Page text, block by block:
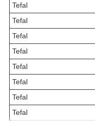
Tefal
Tefal
Tefal
Tefal
Tefal
Tefal
Tefal
Tefal